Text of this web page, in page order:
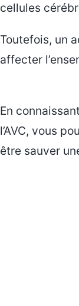
cellules
Toutefois, un
affecter
En
l’AVC, vous
être sauver